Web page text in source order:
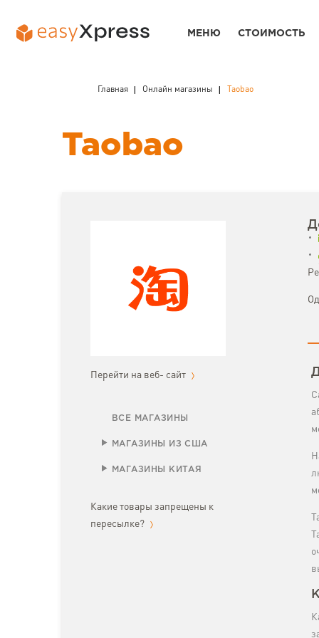
Taobao
Главная Онлайн магазины Taobao
Перейти на веб- сайт
ВСЕ МАГАЗИНЫ
МАГАЗИНЫ ИЗ США
МАГАЗИНЫ КИТАЯ
Какие товары запрещены к
пересылке?
МЕНЮ СТОИМОСТЬ